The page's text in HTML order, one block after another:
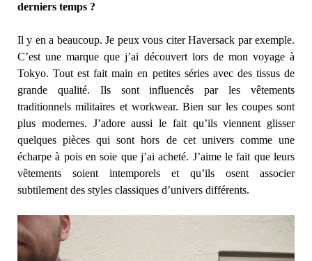
derniers temps ?
Il y en a beaucoup. Je peux vous citer Haversack par exemple.
C’est une marque que j’ai découvert lors de mon voyage à
Tokyo. Tout est fait main en petites séries avec des tissus de
grande qualité. Ils sont influencés par les vêtements
traditionnels militaires et workwear. Bien sur les coupes sont
plus modernes. J’adore aussi le fait qu’ils viennent glisser
quelques pièces qui sont hors de cet univers comme une
écharpe à pois en soie que j’ai acheté. J’aime le fait que leurs
vêtements soient intemporels et qu’ils osent associer
subtilement des styles classiques d’univers différents.